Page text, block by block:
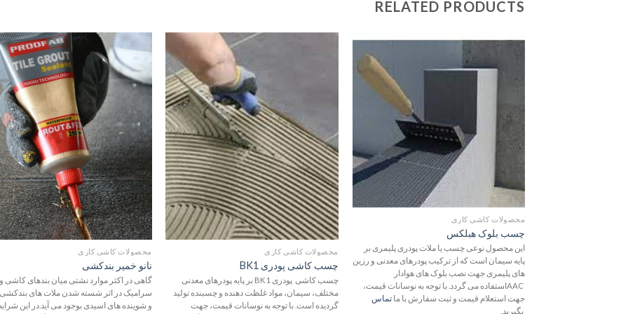
RELATED PRODUCTS
افزودن
به
علاقه
محصولات کاشی کاری
چسب بلوک هبلکس
این محصول نوعی چسب یا ملات پودری پلیمری بر
پایه سیمان است که از ترکیب پودرهای معدنی و رزین
های پلیمری جهت نصب بلوک های هوادار
AACاستفاده می گردد. با توجه به نوسانات قیمت،
جهت استعلام قیمت و ثبت سفارش با ما تماس
بگیرید.
افزودن
به
علاقه
مندی
ها
محصولات کاشی کاری
چسب کاشی پودری BK1
چسب کاشی پودری BK1 بر پایه پودرهای معدنی
مختلف، سیمان، مواد غلظت دهنده و چسبنده تولید
گردیده است. با توجه به نوسانات قیمت، جهت
محصولات کاشی کاری
نانو خمیر بندکشی
گاهی در اکثر موارد نشتی میان بندهای کاشی و
سرامیک در اثر شسته شدن ملات های بندکشی
و شوینده های اسیدی بوجود می آید.در این